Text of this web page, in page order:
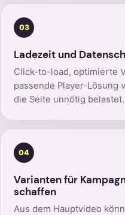
03
Ladezeit und
Click-to-load, optimierte
passende Player-Lösung
die Seite unnötig belastet.
04
Varianten für
schaffen
Aus dem Hauptvideo